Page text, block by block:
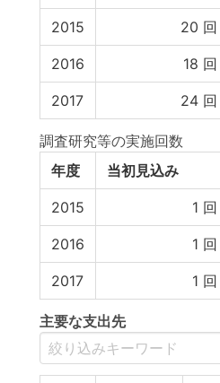
2015 20 回
2016 18 回
2017 24 回
調査研究等の実施回数
年度
当初見込み
2015 1 回
2016 1 回
2017 1 回
主要な支出先